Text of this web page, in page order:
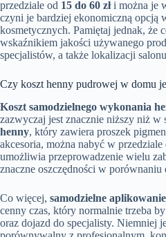
przedziale od 15 do 60 złi można je
czyni je bardziej ekonomiczną opcją
kosmetycznych. Pamiętaj jednak, że
wskaźnikiem jakości używanego
specjalistów, a także lokalizacji
Czy koszt henny pudrowej w domu
Koszt samodzielnego wykonania
zazwyczaj jest znacznie niższy niż w
henny, który zawiera proszek
akcesoria, można nabyć w przedziale
umożliwia przeprowadzenie wielu
znaczne oszczędności w
Co więcej, samodzielne
cenny czas, który normalnie trzeba
oraz dojazd do specjalisty. Niemniej